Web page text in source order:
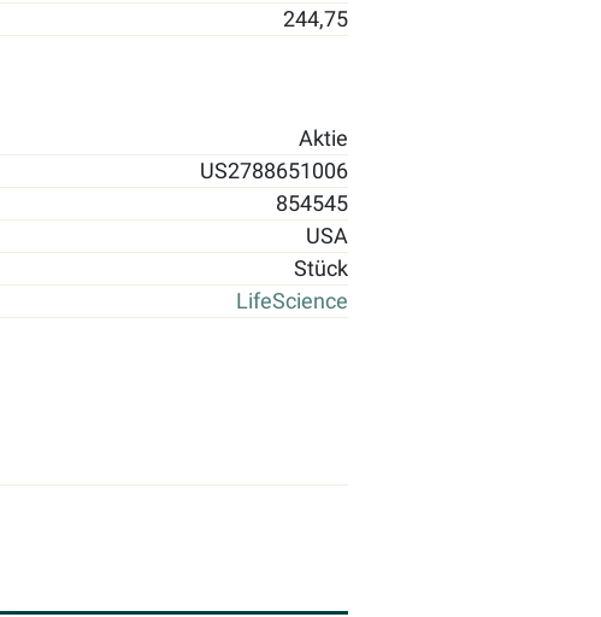
244,75
Aktie
US2788651006
854545
USA
Stück
LifeScience